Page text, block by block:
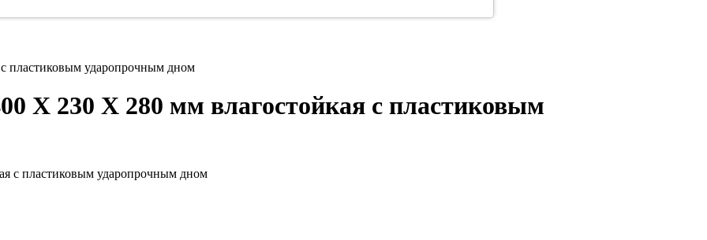
пластиковым ударопрочным дном
Х 230 Х 280 мм влагостойкая с пластиковым